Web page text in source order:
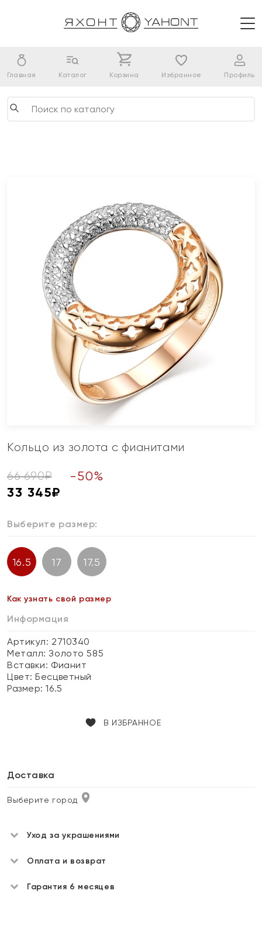
Главная Каталог Корзина Избранное Профиль
Кольцо из золота с фианитами
66 690₽ -50%
33 345₽
Выберите размер:
16.5 17 17.5
Как узнать свой размер
Информация
Артикул: 2710340
Металл:Золото 585
Вставки: Фианит
Цвет:Бесцветный
Размер:16.5
В ИЗБРАННОЕ
Доставка
Выберите город
Уход за украшениями
Оплата и возврат
Гарантия 6 месяцев